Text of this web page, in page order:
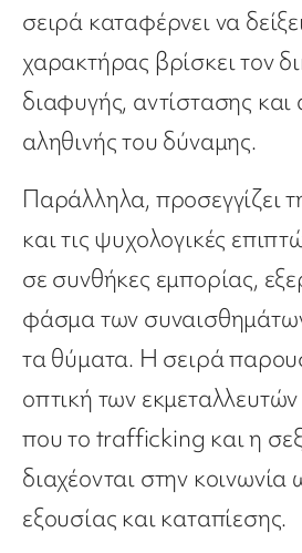
σειρά καταφέρνει να
χαρακτήρας βρίσκει τον
διαφυγής, αντίστασης
αληθινής του δύναμης.
Παράλληλα, προσεγγίζει
και τις ψυχολογικές
σε συνθήκες εμπορίας,
φάσμα των
τα θύματα. Η σειρά
οπτική των
που το trafficking και η
διαχέονται στην κοινωνία
εξουσίας και καταπίεσης.